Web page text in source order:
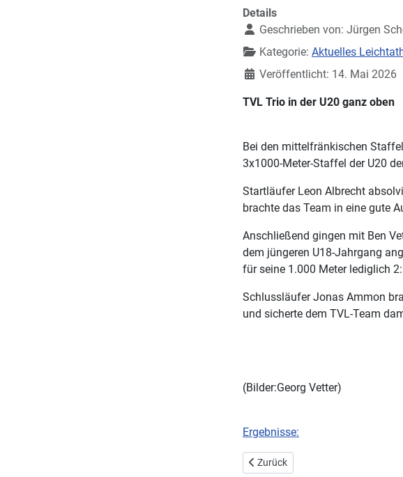
Details
Geschrieben von: Jürgen
Kategorie: Aktuelles
Veröffentlicht: 14. Mai 2026
TVL Trio in der U20 ganz oben
Bei den mittelfränkischen
3x1000-Meter-Staffel der U20
Startläufer Leon Albrecht
brachte das Team in eine gute
Anschließend gingen mit Ben
dem jüngeren U18-Jahrgang
für seine 1.000 Meter lediglich
Schlussläufer Jonas Ammon
und sicherte dem TVL-Team
(Bilder:Georg Vetter)
Ergebnisse:
Vorheriger Beitrag: 17. Mai 2026 -
Zurück